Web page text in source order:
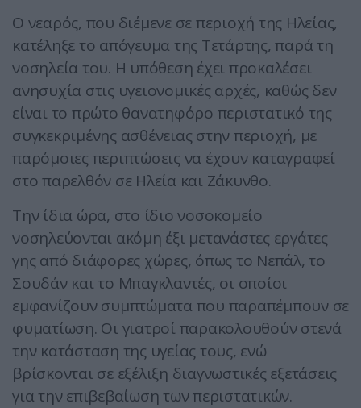
Ο νεαρός, που διέμενε σε περιοχή της Ηλείας,
κατέληξε το απόγευμα της Τετάρτης, παρά τη
νοσηλεία του. Η υπόθεση έχει προκαλέσει
ανησυχία στις υγειονομικές αρχές, καθώς δεν
είναι το πρώτο θανατηφόρο περιστατικό της
συγκεκριμένης ασθένειας στην περιοχή, με
παρόμοιες περιπτώσεις να έχουν καταγραφεί
στο παρελθόν σε Ηλεία και Ζάκυνθο.
Την ίδια ώρα, στο ίδιο νοσοκομείο
νοσηλεύονται ακόμη έξι μετανάστες εργάτες
γης από διάφορες χώρες, όπως το Νεπάλ, το
Σουδάν και το Μπαγκλαντές, οι οποίοι
εμφανίζουν συμπτώματα που παραπέμπουν σε
φυματίωση. Οι γιατροί παρακολουθούν στενά
την κατάσταση της υγείας τους, ενώ
βρίσκονται σε εξέλιξη διαγνωστικές εξετάσεις
για την επιβεβαίωση των περιστατικών.